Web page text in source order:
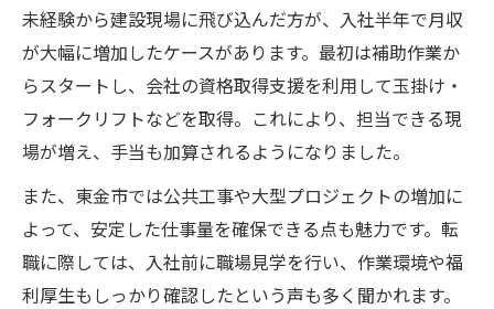
未経験から建設現場に飛び込んだ方が、入社半年で月収
が大幅に増加したケースがあります。最初は補助作業か
らスタートし、会社の資格取得支援を利用して玉掛け・
フォークリフトなどを取得。これにより、担当できる現
場が増え、手当も加算されるようになりました。
また、東金市では公共工事や大型プロジェクトの増加に
よって、安定した仕事量を確保できる点も魅力です。転
職に際しては、入社前に職場見学を行い、作業環境や福
利厚生もしっかり確認したという声も多く聞かれます。